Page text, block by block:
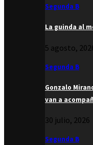
Segunda B
La guinda al
5 agosto,
Segunda B
Gonzalo
van a
30 julio, 2026
Segunda B